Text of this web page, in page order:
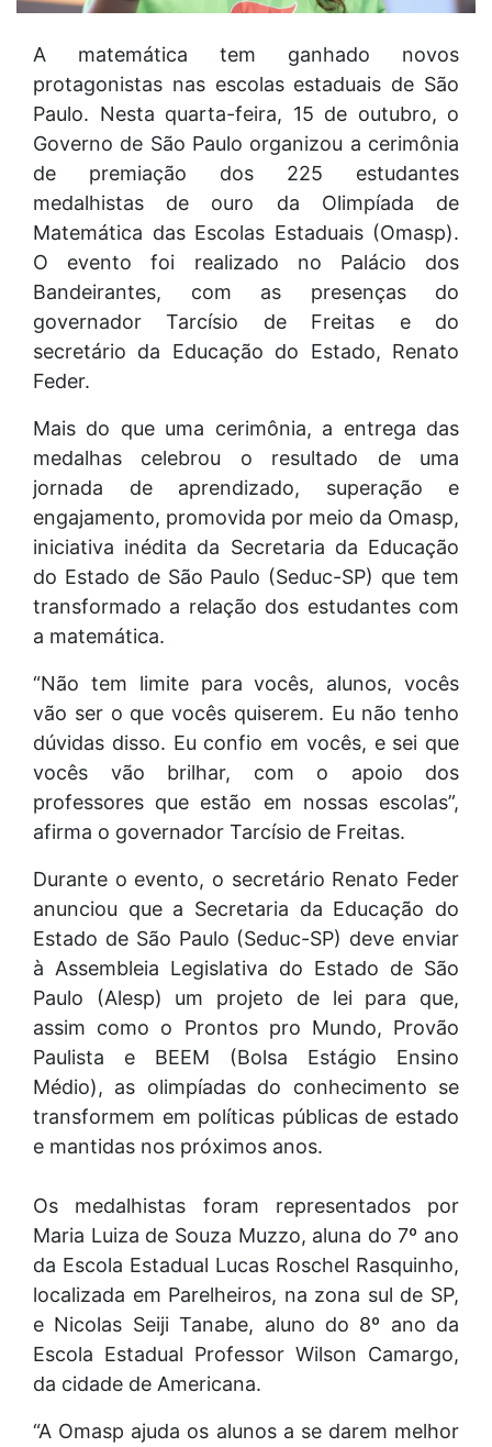
A matemática tem ganhado novos
protagonistas nas escolas estaduais de São
Paulo. Nesta quarta-feira, 15 de outubro, o
Governo de São Paulo organizou a cerimônia
de premiação dos 225 estudantes
medalhistas de ouro da Olimpíada de
Matemática das Escolas Estaduais (Omasp).
O evento foi realizado no Palácio dos
Bandeirantes, com as presenças do
governador Tarcísio de Freitas e do
secretário da Educação do Estado, Renato
Feder.
Mais do que uma cerimônia, a entrega das
medalhas celebrou o resultado de uma
jornada de aprendizado, superação e
engajamento, promovida por meio da Omasp,
iniciativa inédita da Secretaria da Educação
do Estado de São Paulo (Seduc-SP) que tem
transformado a relação dos estudantes com
a matemática.
“Não tem limite para vocês, alunos, vocês
vão ser o que vocês quiserem. Eu não tenho
dúvidas disso. Eu confio em vocês, e sei que
vocês vão brilhar, com o apoio dos
professores que estão em nossas escolas”,
afirma o governador Tarcísio de Freitas.
Durante o evento, o secretário Renato Feder
anunciou que a Secretaria da Educação do
Estado de São Paulo (Seduc-SP) deve enviar
à Assembleia Legislativa do Estado de São
Paulo (Alesp) um projeto de lei para que,
assim como o Prontos pro Mundo, Provão
Paulista e BEEM (Bolsa Estágio Ensino
Médio), as olimpíadas do conhecimento se
transformem em políticas públicas de estado
e mantidas nos próximos anos.
Os medalhistas foram representados por
Maria Luiza de Souza Muzzo, aluna do 7º ano
da Escola Estadual Lucas Roschel Rasquinho,
localizada em Parelheiros, na zona sul de SP,
e Nicolas Seiji Tanabe, aluno do 8º ano da
Escola Estadual Professor Wilson Camargo,
da cidade de Americana.
“A Omasp ajuda os alunos a se darem melhor